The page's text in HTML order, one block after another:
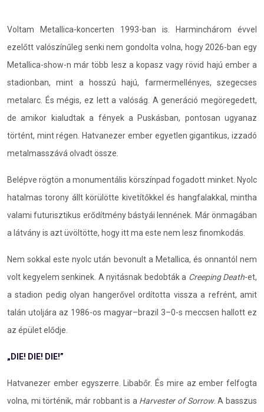
Voltam Metallica-koncerten 1993-ban is. Harminchárom évvel
ezelőtt valószínűleg senki nem gondolta volna, hogy 2026-ban egy
Metallica-show-n már több lesz a kopasz vagy rövid hajú ember a
stadionban, mint a hosszú hajú, farmermellényes, szegecses
metalarc. És mégis, ez lett a valóság. A generáció megöregedett,
de amikor kialudtak a fények a Puskásban, pontosan ugyanaz
történt, mint régen. Hatvanezer ember egyetlen gigantikus, izzadó
metalmasszává olvadt össze.
Belépve rögtön a monumentális körszínpad fogadott minket. Nyolc
hatalmas torony állt körülötte kivetítőkkel és hangfalakkal, mintha
valami futurisztikus erődítmény bástyái lennének. Már önmagában
a látvány is azt üvöltötte, hogy itt ma este nem lesz finomkodás.
Nem sokkal este nyolc után bevonult a Metallica, és onnantól nem
volt kegyelem senkinek. A nyitásnak bedobták a Creeping Death-et,
a stadion pedig olyan hangerővel ordította vissza a refrént, amit
talán utoljára az 1986-os magyar–brazil 3–0-s meccsen hallott ez
az épület elődje.
„DIE! DIE! DIE!”
Hatvanezer ember egyszerre. Libabőr. És mire az ember felfogta
volna, mi történik, már robbant is a Harvester of Sorrow. A basszus